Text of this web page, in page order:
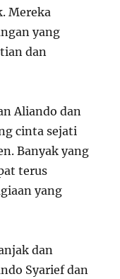
Mereka
yang
dan
Aliando dan
cinta sejati
Banyak yang
terus
yang
dan
Syarief dan